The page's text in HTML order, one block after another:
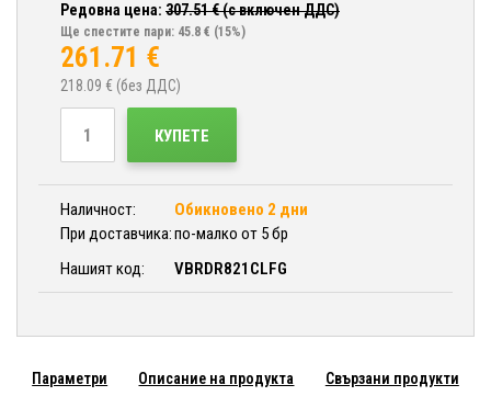
Редовна цена: 307.51€ (с включен ДДС)
Ще спестите пари: 45.8 € (15%)
261.71 €
218.09 € (без ДДС)
КУПЕТЕ
Наличност:
Обикновено 2 дни
При доставчика:по-малко от 5 бр
Нашият код:
VBRDR821CLFG
Параметри Описание на продукта Свързани продукти